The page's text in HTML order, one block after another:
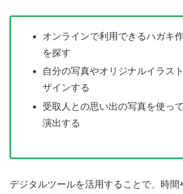
オンラインで利用できるハガキ
を探す
自分の写真やオリジナルイラス
ザインする
受取人との思い出の写真を使っ
演出する
デジタルツールを活用することで、時間